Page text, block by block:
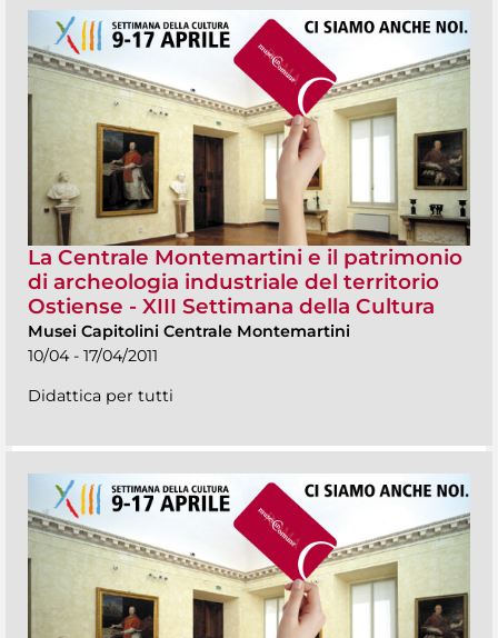
La Centrale Montemartini e il patrimonio
di archeologia industriale del territorio
Ostiense - XIII Settimana della Cultura
Musei Capitolini Centrale Montemartini
10/04 - 17/04/2011
Didattica per tutti